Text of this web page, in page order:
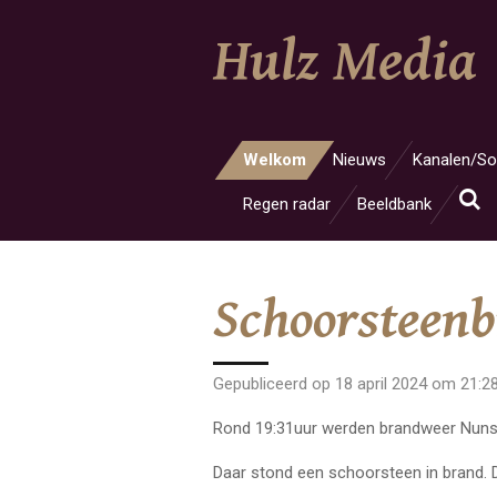
Hulz Media
Welkom Nieuws Kanalen/
Regen radar Beeldbank
Gepubliceerd op 18 april 2024 om 21:28
Rond 19:31uur werden brandweer
Daar stond een schoorsteen in brand.